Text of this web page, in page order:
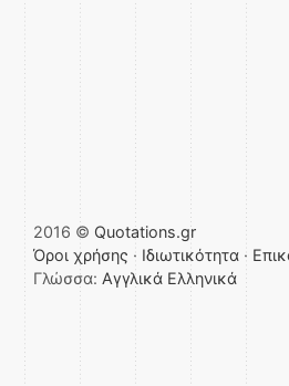
2016 © Quotations.gr
Όροι χρήσης · Ιδιωτικότητα ·
Γλώσσα: Αγγλικά Ελληνικά